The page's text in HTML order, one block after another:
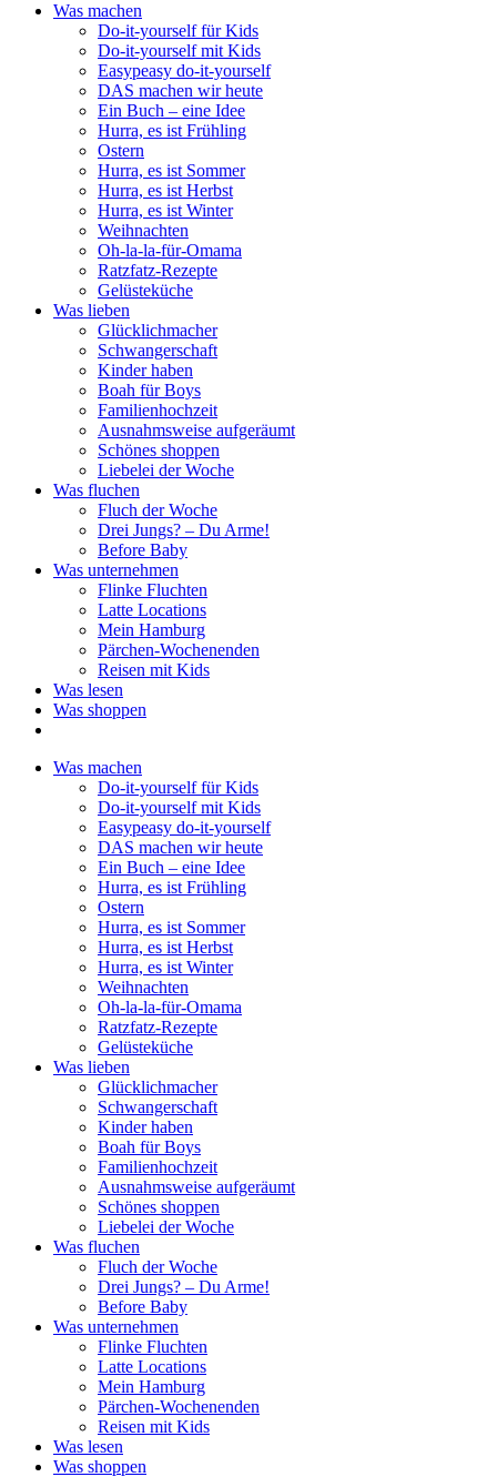
Was machen
Do-it-yourself für Kids
Do-it-yourself mit Kids
Easypeasy do-it-yourself
DAS machen wir heute
Ein Buch – eine Idee
Hurra, es ist Frühling
Ostern
Hurra, es ist Sommer
Hurra, es ist Herbst
Hurra, es ist Winter
Weihnachten
Oh-la-la-für-Omama
Ratzfatz-Rezepte
Gelüsteküche
Was lieben
Glücklichmacher
Schwangerschaft
Kinder haben
Boah für Boys
Familienhochzeit
Ausnahmsweise aufgeräumt
Schönes shoppen
Liebelei der Woche
Was fluchen
Fluch der Woche
Drei Jungs? – Du Arme!
Before Baby
Was unternehmen
Flinke Fluchten
Latte Locations
Mein Hamburg
Pärchen-Wochenenden
Reisen mit Kids
Was lesen
Was shoppen
Was machen
Do-it-yourself für Kids
Do-it-yourself mit Kids
Easypeasy do-it-yourself
DAS machen wir heute
Ein Buch – eine Idee
Hurra, es ist Frühling
Ostern
Hurra, es ist Sommer
Hurra, es ist Herbst
Hurra, es ist Winter
Weihnachten
Oh-la-la-für-Omama
Ratzfatz-Rezepte
Gelüsteküche
Was lieben
Glücklichmacher
Schwangerschaft
Kinder haben
Boah für Boys
Familienhochzeit
Ausnahmsweise aufgeräumt
Schönes shoppen
Liebelei der Woche
Was fluchen
Fluch der Woche
Drei Jungs? – Du Arme!
Before Baby
Was unternehmen
Flinke Fluchten
Latte Locations
Mein Hamburg
Pärchen-Wochenenden
Reisen mit Kids
Was lesen
Was shoppen